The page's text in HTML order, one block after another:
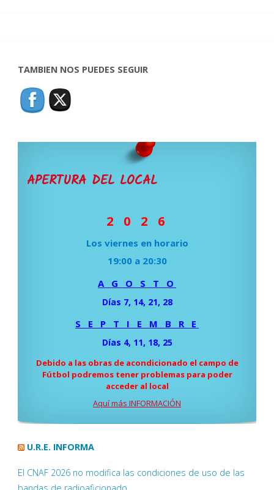
TAMBIEN NOS PUEDES SEGUIR
APERTURA DEL LOCAL
2 0 2 6
Los viernes en horario
19:00 a 20:30
A G O S T O
Días 7, 14, 21, 28
S E P T I E M B R E
Días 4, 11, 18, 25
Debido a las obras de acondicionado el campo de
Fútbol podremos tener problemas para poder
acceder al local
Aquí más INFORMACIÓN
U.R.E. INFORMA
El CNAF 2026 no modifica las condiciones de uso de las